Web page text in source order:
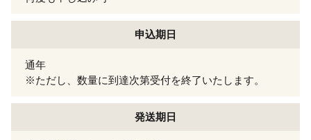
申込期日
通年
※ただし、数量に到達次第受付を終了いたします。
発送期日